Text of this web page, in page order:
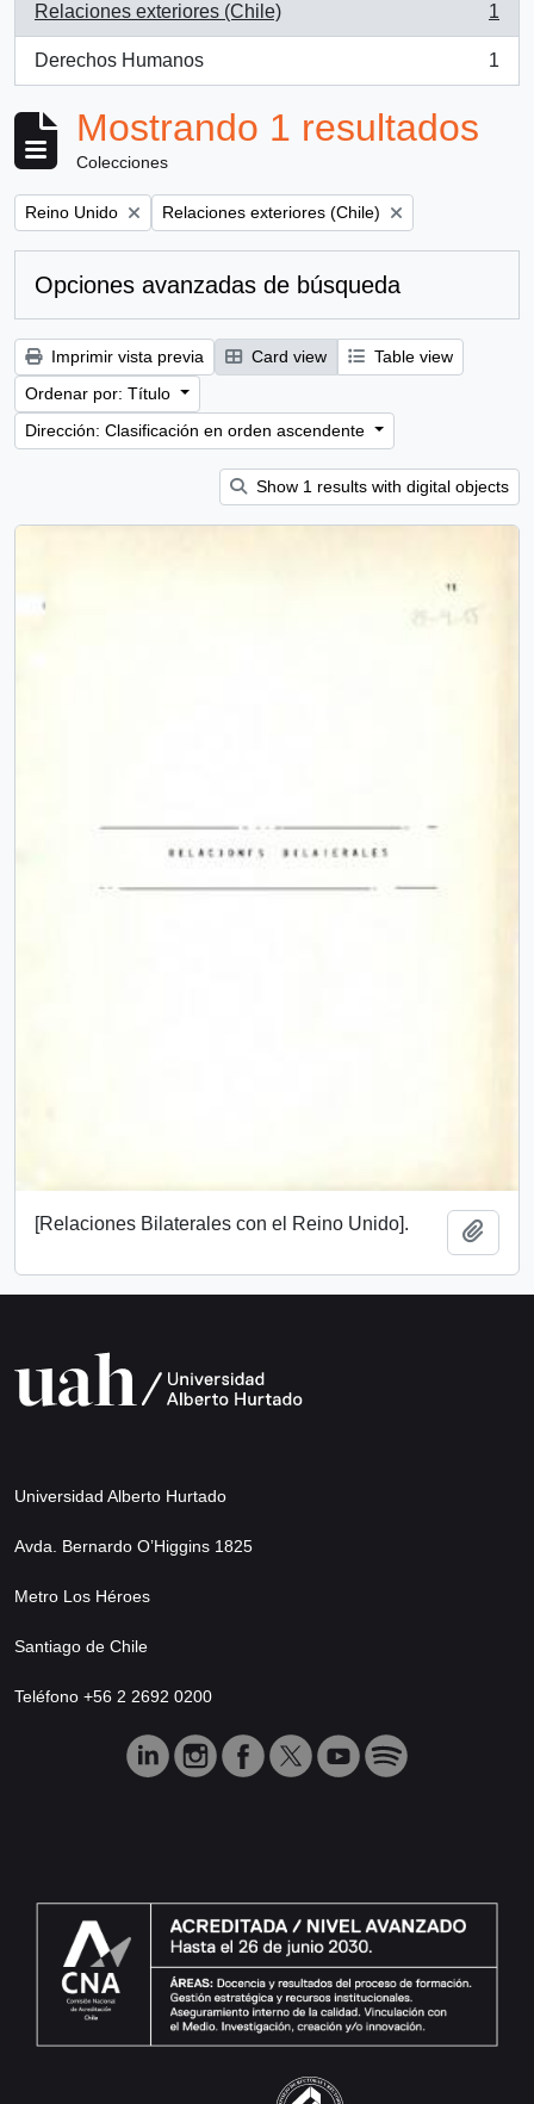
Relaciones exteriores (Chile)
, 1 resultados
1
Derechos Humanos
, 1 resultados
1
Mostrando 1 resultados
Colecciones
Remove filter:
Reino Unido Remove filter:
Relaciones exteriores (Chile)
Opciones avanzadas de búsqueda
Imprimir vista previa Card view
Table view
Ordenar por: Título
Dirección: Clasificación en orden ascendente
Show 1 results with digital objects
[Relaciones Bilaterales con el Reino Unido].
Universidad Alberto Hurtado
Avda. Bernardo O’Higgins 1825
Metro Los Héroes
Santiago de Chile
Teléfono +56 2 2692 0200